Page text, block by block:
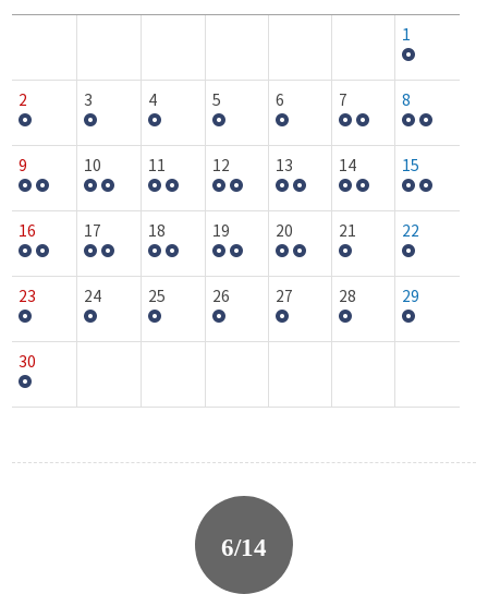
1
2 3 4 5 6 7 8
9 10 11 12 13 14 15
16 17 18 19 20 21 22
23 24 25 26 27 28 29
30
6/14